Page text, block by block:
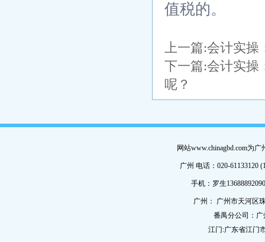
值税的。
上一篇:会计实操
下一篇:会计实操
呢？
网站www.chinagbd.com为
广州 电话：020-61133120
手机：罗生
广州： 广州市天河区
番禺分公司：
江门:广东省江门